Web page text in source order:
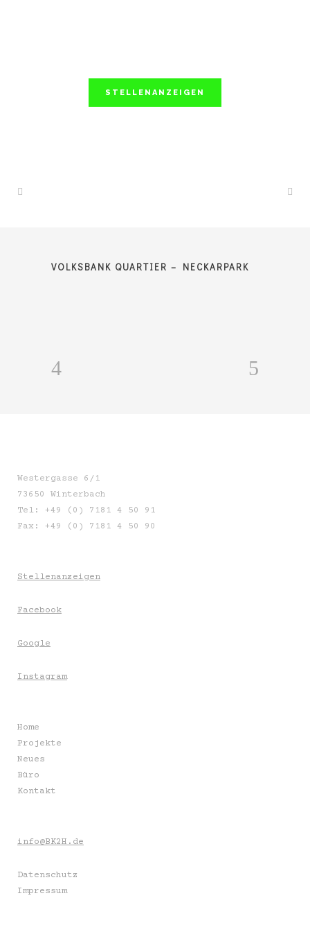
STELLENANZEIGEN
VOLKSBANK QUARTIER – NECKARPARK
Westergasse 6/1
73650 Winterbach
Tel: +49 (0) 7181 4 50 91
Fax: +49 (0) 7181 4 50 90
Stellenanzeigen
Facebook
Google
Instagram
Home
Projekte
Neues
Büro
Kontakt
info@BK2H.de
Datenschutz
Impressum